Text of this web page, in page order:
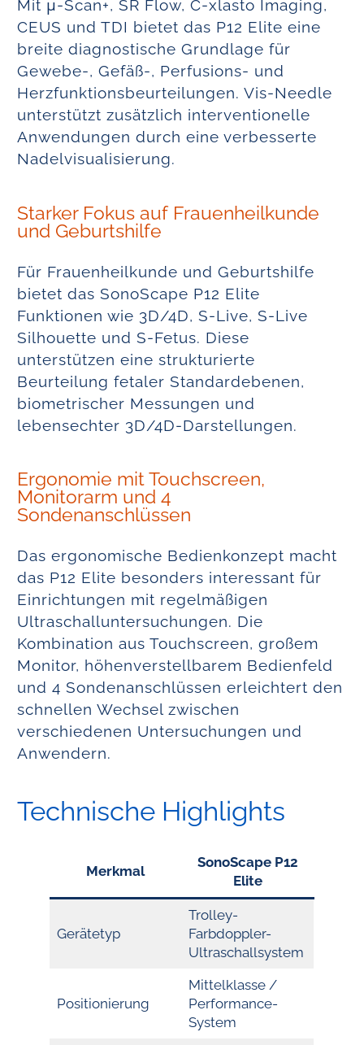
Mit μ-Scan+, SR Flow, C-xlasto Imaging,
CEUS und TDI bietet das P12 Elite eine
breite diagnostische Grundlage für
Gewebe-, Gefäß-, Perfusions- und
Herzfunktionsbeurteilungen. Vis-Needle
unterstützt zusätzlich interventionelle
Anwendungen durch eine verbesserte
Nadelvisualisierung.
Starker Fokus auf Frauenheilkunde
und Geburtshilfe
Für Frauenheilkunde und Geburtshilfe
bietet das SonoScape P12 Elite
Funktionen wie 3D/4D, S-Live, S-Live
Silhouette und S-Fetus. Diese
unterstützen eine strukturierte
Beurteilung fetaler Standardebenen,
biometrischer Messungen und
lebensechter 3D/4D-Darstellungen.
Ergonomie mit Touchscreen,
Monitorarm und 4
Sondenanschlüssen
Das ergonomische Bedienkonzept macht
das P12 Elite besonders interessant für
Einrichtungen mit regelmäßigen
Ultraschalluntersuchungen. Die
Kombination aus Touchscreen, großem
Monitor, höhenverstellbarem Bedienfeld
und 4 Sondenanschlüssen erleichtert den
schnellen Wechsel zwischen
verschiedenen Untersuchungen und
Anwendern.
Technische Highlights
Merkmal
SonoScape P12
Elite
Gerätetyp
Trolley-
Farbdoppler-
Ultraschallsystem
Positionierung
Mittelklasse /
Performance-
System